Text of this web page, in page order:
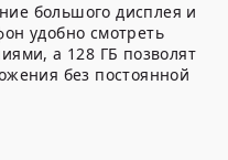
большого дисплея и
удобно смотреть
а 128 ГБ позволят
без постоянной